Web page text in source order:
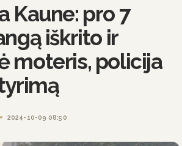
Kaune: pro 7
iškrito ir
moteris, policija
2024-10-09 08:50